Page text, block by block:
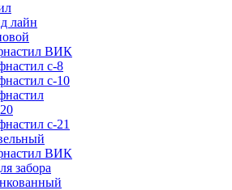
лайн
ВИК
с-8
с-10
с-21
ВИК
забора